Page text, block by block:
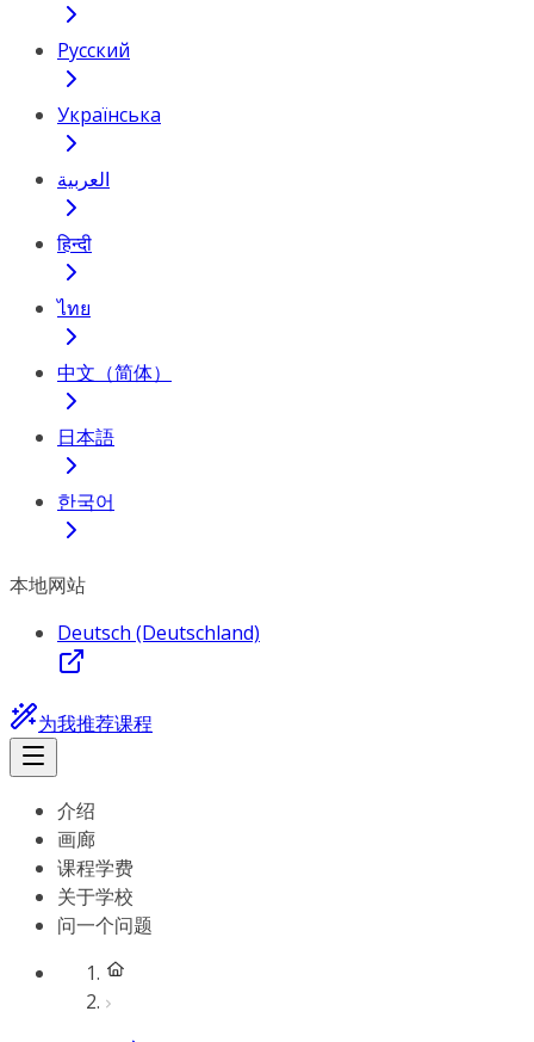
Русский
Українська
العربية
हिन्दी
ไทย
中文（简体）
日本語
한국어
本地网站
Deutsch (Deutschland)
为我推荐课程
介绍
画廊
课程学费
关于学校
问一个问题